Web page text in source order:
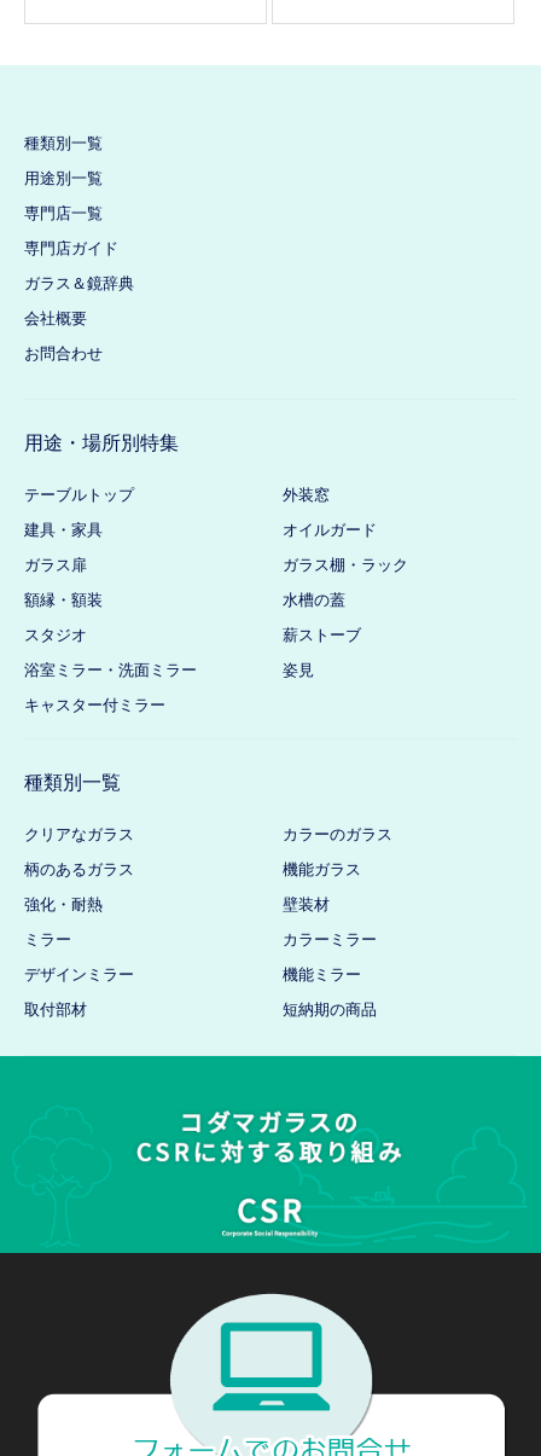
種類別一覧
用途別一覧
専門店一覧
専門店ガイド
ガラス＆鏡辞典
会社概要
お問合わせ
用途・場所別特集
テーブルトップ
外装窓
建具・家具
オイルガード
ガラス扉
ガラス棚・ラック
額縁・額装
水槽の蓋
スタジオ
薪ストーブ
浴室ミラー・洗面ミラー
姿見
キャスター付ミラー
種類別一覧
クリアなガラス
カラーのガラス
柄のあるガラス
機能ガラス
強化・耐熱
壁装材
ミラー
カラーミラー
デザインミラー
機能ミラー
取付部材
短納期の商品